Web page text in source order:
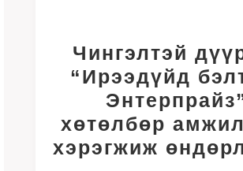
Чингэлтэй
“Ирээдүйд
хөтөлбөр
хэрэгжиж